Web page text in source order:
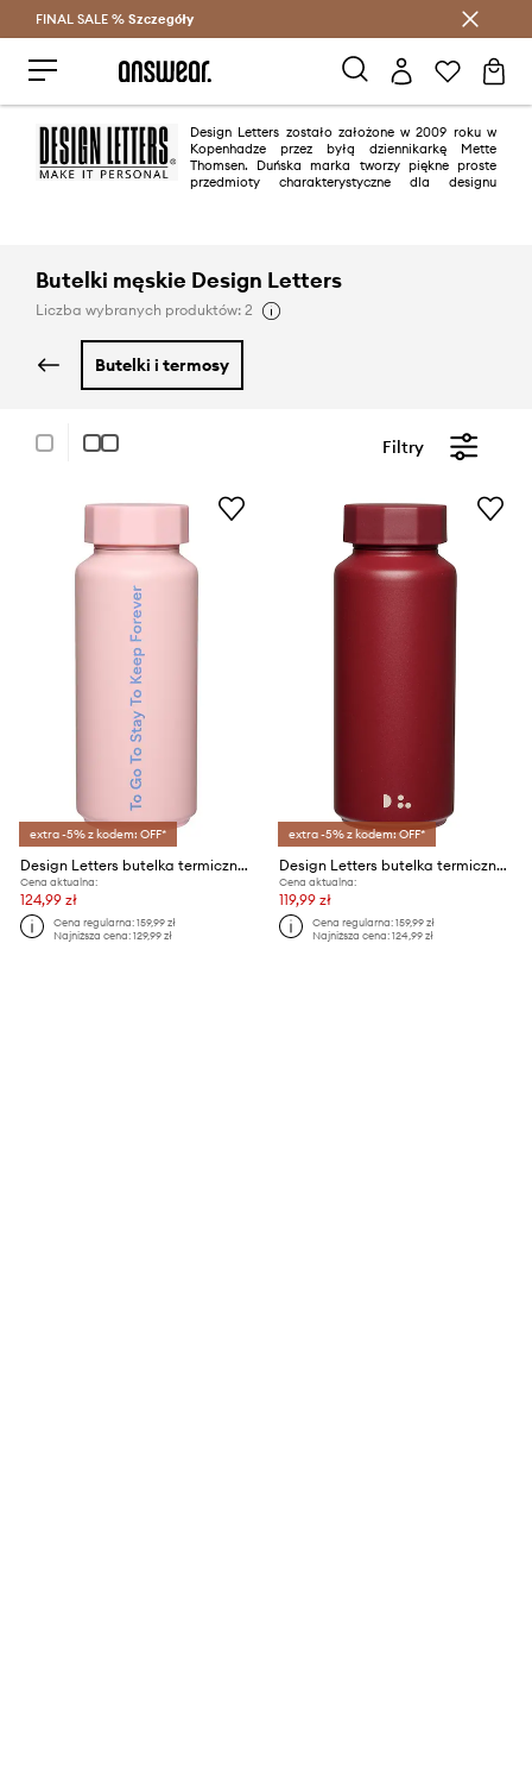
Oszczędzaj z Answear Club >
FINAL SALE % Szczegóły
Design Letters zostało założone w 2009 roku w
Kopenhadze przez byłą dziennikarkę Mette
Thomsen. Duńska marka tworzy piękne proste
przedmioty charakterystyczne dla designu
Butelki męskie Design Letters
Liczba wybranych produktów: 2
butelki i termosy
Filtry
extra -5% z kodem: OFF*
Design Letters butelka termiczna Tone On Tone 0,5 L
Cena aktualna:
124,99 zł
Cena regularna:159,99 zł
Najniższa cena:129,99 zł
extra -5% z kodem: OFF*
Design Letters butelka termiczna Tone On Tone 0,5 l
Cena aktualna:
119,99 zł
Cena regularna:159,99 zł
Najniższa cena:124,99 zł